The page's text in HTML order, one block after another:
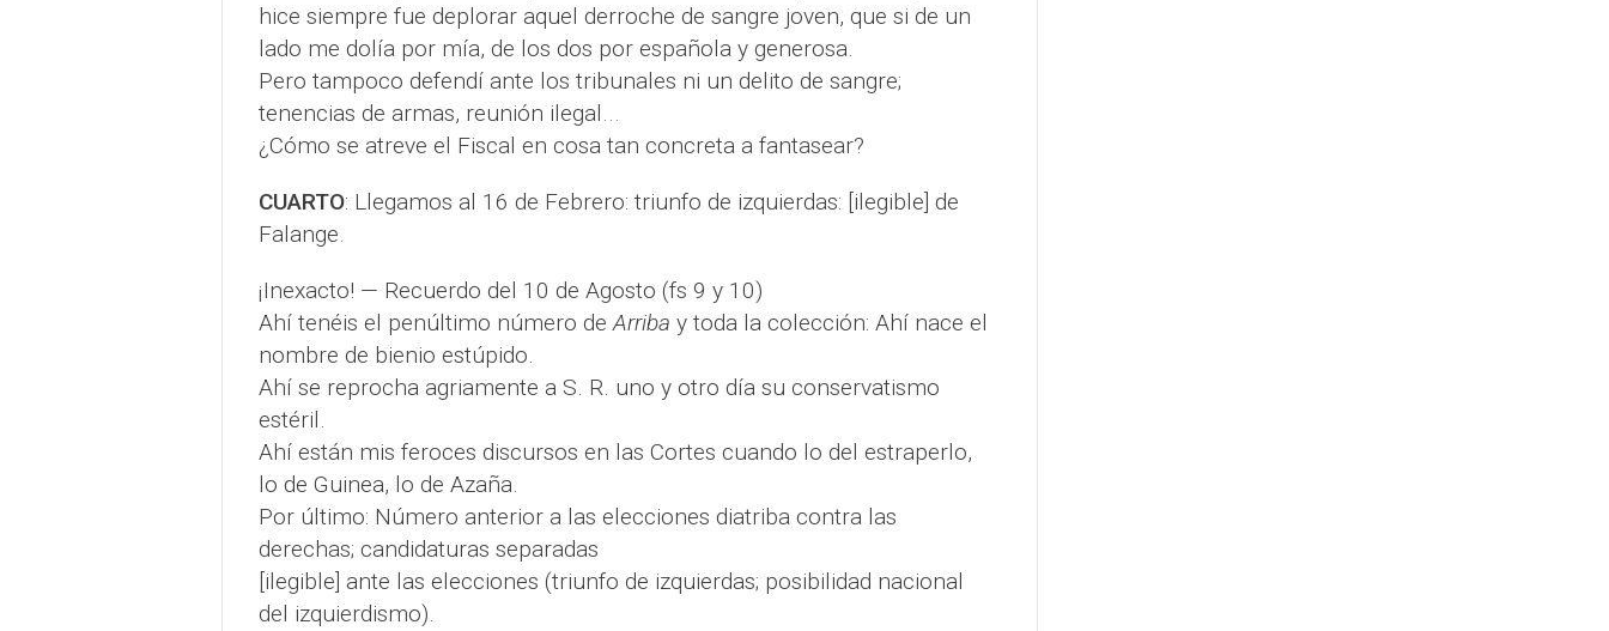
hice siempre fue deplorar aquel derroche de sangre joven, que si de un
lado me dolía por mía, de los dos por española y generosa.
Pero tampoco defendí ante los tribunales ni un delito de sangre;
tenencias de armas, reunión ilegal...
¿Cómo se atreve el Fiscal en cosa tan concreta a fantasear?
CUARTO: Llegamos al 16 de Febrero: triunfo de izquierdas: [ilegible] de
Falange.
¡Inexacto! — Recuerdo del 10 de Agosto (fs 9 y 10)
Ahí tenéis el penúltimo número deArriba y toda la colección: Ahí nace el
nombre de bienio estúpido.
Ahí se reprocha agriamente a S. R. uno y otro día su conservatismo
estéril.
Ahí están mis feroces discursos en las Cortes cuando lo del estraperlo,
lo de Guinea, lo de Azaña.
Por último: Número anterior a las elecciones diatriba contra las
derechas; candidaturas separadas
[ilegible] ante las elecciones (triunfo de izquierdas; posibilidad nacional
del izquierdismo).